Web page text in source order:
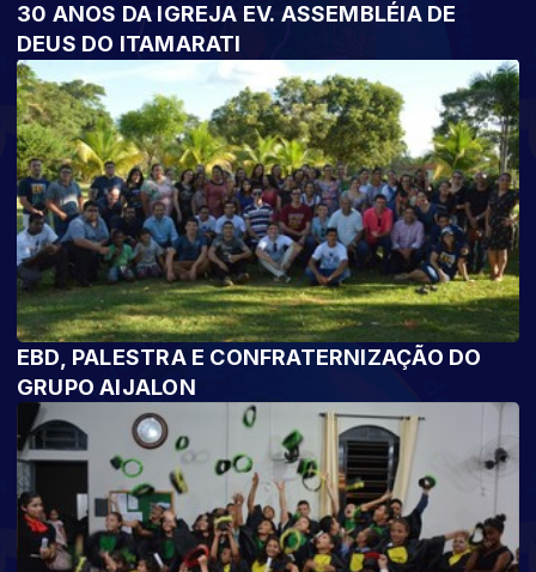
30 ANOS DA IGREJA EV. ASSEMBLÉIA DE
DEUS DO ITAMARATI
EBD, PALESTRA E CONFRATERNIZAÇÃO DO
GRUPO AIJALON